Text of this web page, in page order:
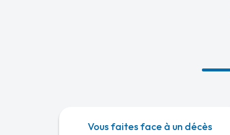
Vous faites face à un décès